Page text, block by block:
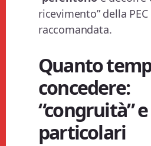
ricevimento” della
raccomandata.
Quanto
concedere:
“congruità”
particolari